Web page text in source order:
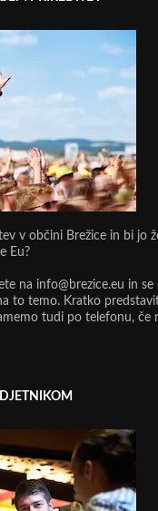
v občini Brežice in bi jo
Eu?
na info@brezice.eu in
to temo. Kratko
tudi po telefonu, če